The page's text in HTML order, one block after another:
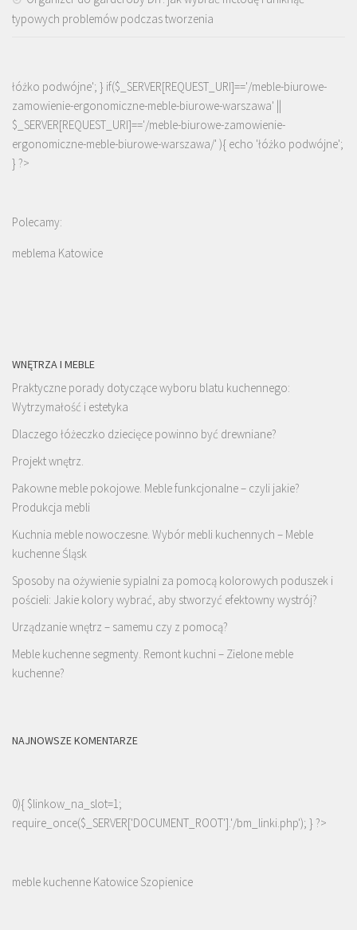
typowych problemów podczas tworzenia
łóżko podwójne'; } if($_SERVER[REQUEST_URI]=='/meble-biurowe-
zamowienie-ergonomiczne-meble-biurowe-warszawa' ||
$_SERVER[REQUEST_URI]=='/meble-biurowe-zamowienie-
ergonomiczne-meble-biurowe-warszawa/' ){ echo 'łóżko podwójne';
} ?>
Polecamy:
meblema Katowice
WNĘTRZA I MEBLE
Praktyczne porady dotyczące wyboru blatu kuchennego:
Wytrzymałość i estetyka
Dlaczego łóżeczko dziecięce powinno być drewniane?
Projekt wnętrz.
Pakowne meble pokojowe. Meble funkcjonalne – czyli jakie?
Produkcja mebli
Kuchnia meble nowoczesne. Wybór mebli kuchennych – Meble
kuchenne Śląsk
Sposoby na ożywienie sypialni za pomocą kolorowych poduszek i
pościeli: Jakie kolory wybrać, aby stworzyć efektowny wystrój?
Urządzanie wnętrz – samemu czy z pomocą?
Meble kuchenne segmenty. Remont kuchni – Zielone meble
kuchenne?
NAJNOWSZE KOMENTARZE
0){ $linkow_na_slot=1;
require_once($_SERVER['DOCUMENT_ROOT'].'/bm_linki.php'); } ?>
meble kuchenne Katowice Szopienice